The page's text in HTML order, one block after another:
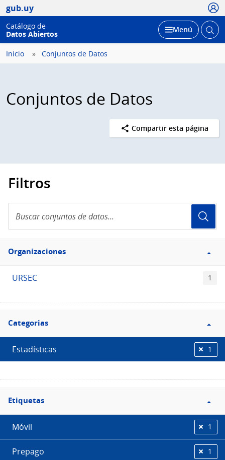
gub.uy
Catálogo de
Datos Abiertos
Desplegar
Menú Abrir
Inicio Conjuntos de Datos
Conjuntos de Datos
Compartir esta página
Filtros
conjuntos
de
Filtro
Organizaciones
Organizaciones
URSEC 1
Filtro
Categorias
Categorias
Estadísticas 1
Filtro
Etiquetas
Etiquetas
Móvil 1
Prepago 1